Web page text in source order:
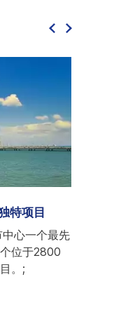
特项目
心一个最先
位于2800
。;